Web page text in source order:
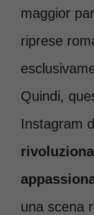
maggior
riprese
Quindi,
Instagram
una scena